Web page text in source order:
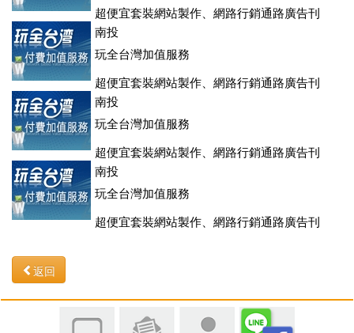
超便宜套裝網站製作、網路行銷通路廣告刊
登、訂房系統、客房委託旅行社銷售，全面優惠中....
南投
玩全台灣加值服務
超便宜套裝網站製作、網路行銷通路廣告刊
登、訂房系統、客房委託旅行社銷售，全面優惠中....
南投
玩全台灣加值服務
超便宜套裝網站製作、網路行銷通路廣告刊
登、訂房系統、客房委託旅行社銷售，全面優惠中....
南投
玩全台灣加值服務
超便宜套裝網站製作、網路行銷通路廣告刊
返回